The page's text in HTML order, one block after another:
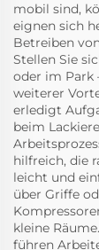
mobil sind,
eignen sich
Betreiben
Stellen Sie
oder im Park
weiterer
erledigt
beim
hilfreich, die
leicht und
über Griffe
kleine
führen